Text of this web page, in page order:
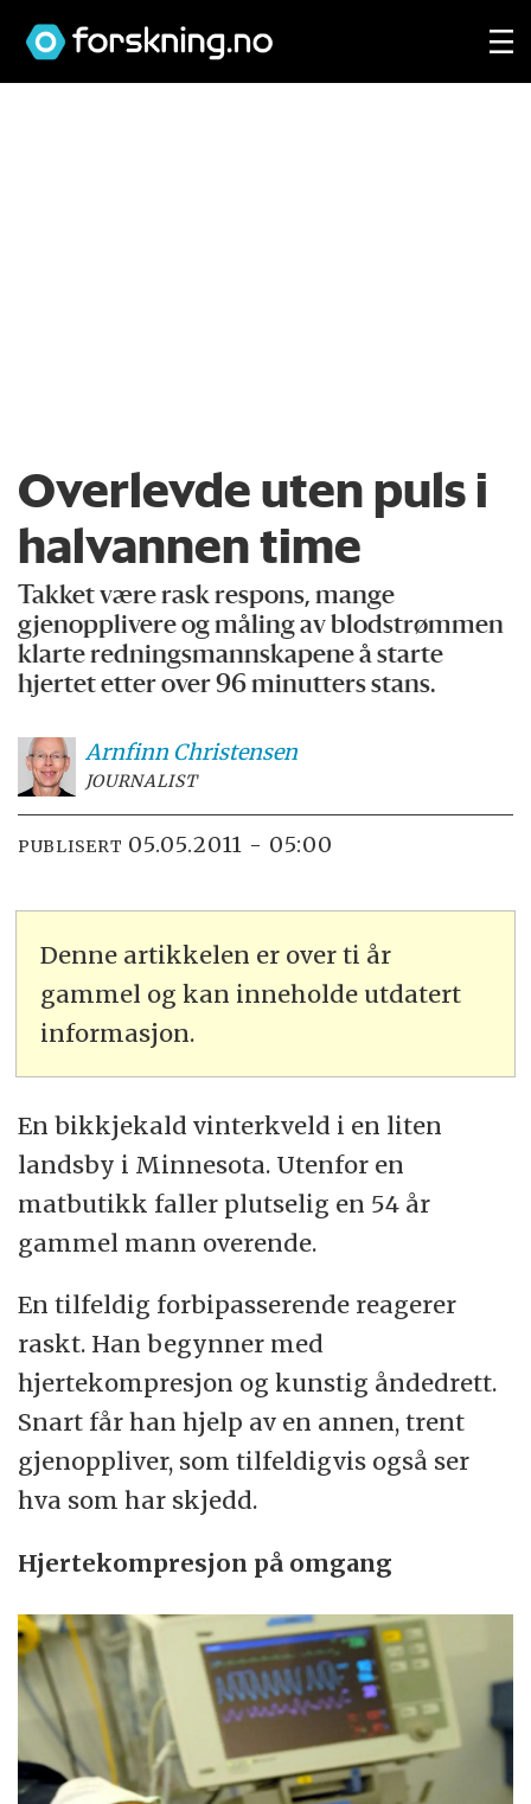
Overlevde uten puls i
halvannen time
Takket være rask respons, mange
gjenopplivere og måling av blodstrømmen
klarte redningsmannskapene å starte
hjertet etter over 96 minutters stans.
Arnfinn Christensen
JOURNALIST
PUBLISERT 05.05.2011 - 05:00
Denne artikkelen er over ti år
gammel og kan inneholde utdatert
informasjon.
En bikkjekald vinterkveld i en liten
landsby i Minnesota. Utenfor en
matbutikk faller plutselig en 54 år
gammel mann overende.
En tilfeldig forbipasserende reagerer
raskt. Han begynner med
hjertekompresjon og kunstig åndedrett.
Snart får han hjelp av en annen, trent
gjenoppliver, som tilfeldigvis også ser
hva som har skjedd.
Hjertekompresjon på omgang